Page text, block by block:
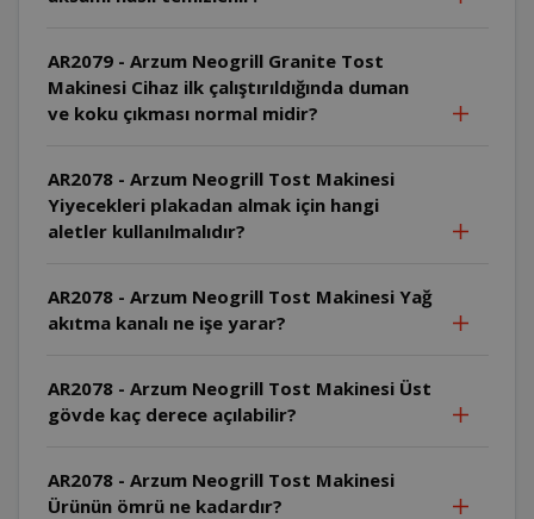
AR2079 - Arzum Neogrill Granite Tost
Makinesi Cihaz ilk çalıştırıldığında duman
ve koku çıkması normal midir?
AR2078 - Arzum Neogrill Tost Makinesi
Yiyecekleri plakadan almak için hangi
aletler kullanılmalıdır?
AR2078 - Arzum Neogrill Tost Makinesi Yağ
akıtma kanalı ne işe yarar?
AR2078 - Arzum Neogrill Tost Makinesi Üst
gövde kaç derece açılabilir?
AR2078 - Arzum Neogrill Tost Makinesi
Ürünün ömrü ne kadardır?